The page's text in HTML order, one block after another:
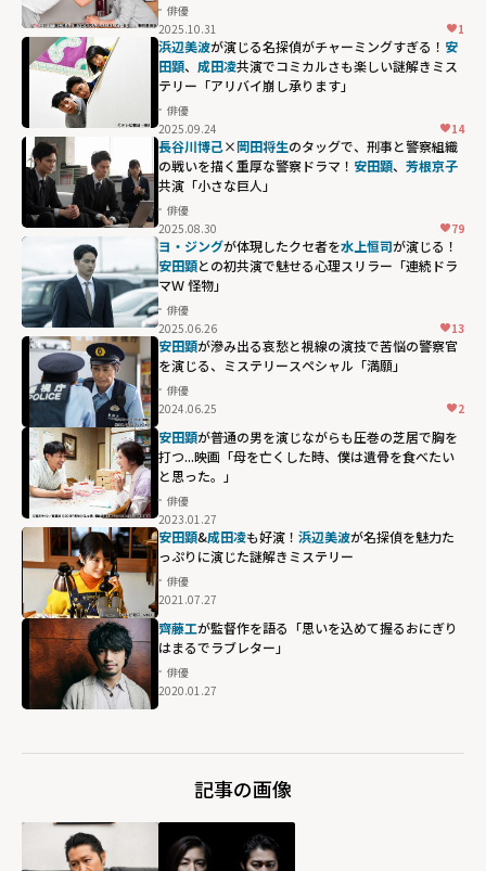
俳優
2025.10.31
1
浜辺美波が演じる名探偵がチャーミングすぎる！ 安
田顕、 成田凌共演でコミカルさも楽しい謎解きミス
テリー「アリバイ崩し承ります」
俳優
2025.09.24
14
長谷川博己×岡田将生のタッグで、刑事と警察組織
の戦いを描く重厚な警察ドラマ！ 安田顕、 芳根京子
共演「小さな巨人」
俳優
2025.08.30
79
ヨ・ジングが体現したクセ者を水上恒司が演じる！
安田顕との初共演で魅せる⼼理スリラー「連続ドラ
マＷ 怪物」
俳優
2025.06.26
13
安田顕が滲み出る哀愁と視線の演技で苦悩の警察官
を演じる、ミステリースペシャル「満願」
俳優
2024.06.25
2
安田顕が普通の男を演じながらも圧巻の芝居で胸を
打つ...映画「母を亡くした時、僕は遺骨を食べたい
と思った。」
俳優
2023.01.27
安田顕&成田凌も好演！ 浜辺美波が名探偵を魅力た
っぷりに演じた謎解きミステリー
俳優
2021.07.27
齊藤工が監督作を語る「思いを込めて握るおにぎり
はまるでラブレター」
俳優
2020.01.27
記事の画像